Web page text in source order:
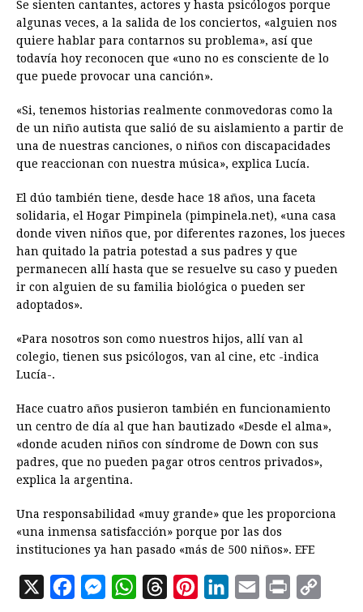
Se sienten cantantes, actores y hasta psicólogos porque
algunas veces, a la salida de los conciertos, «alguien nos
quiere hablar para contarnos su problema», así que
todavía hoy reconocen que «uno no es consciente de lo
que puede provocar una canción».
«Si, tenemos historias realmente conmovedoras como la
de un niño autista que salió de su aislamiento a partir de
una de nuestras canciones, o niños con discapacidades
que reaccionan con nuestra música», explica Lucía.
El dúo también tiene, desde hace 18 años, una faceta
solidaria, el Hogar Pimpinela (pimpinela.net), «una casa
donde viven niños que, por diferentes razones, los jueces
han quitado la patria potestad a sus padres y que
permanecen allí hasta que se resuelve su caso y pueden
ir con alguien de su familia biológica o pueden ser
adoptados».
«Para nosotros son como nuestros hijos, allí van al
colegio, tienen sus psicólogos, van al cine, etc -indica
Lucía-.
Hace cuatro años pusieron también en funcionamiento
un centro de día al que han bautizado «Desde el alma»,
«donde acuden niños con síndrome de Down con sus
padres, que no pueden pagar otros centros privados»,
explica la argentina.
Una responsabilidad «muy grande» que les proporciona
«una inmensa satisfacción» porque por las dos
instituciones ya han pasado «más de 500 niños». EFE
X
M
W